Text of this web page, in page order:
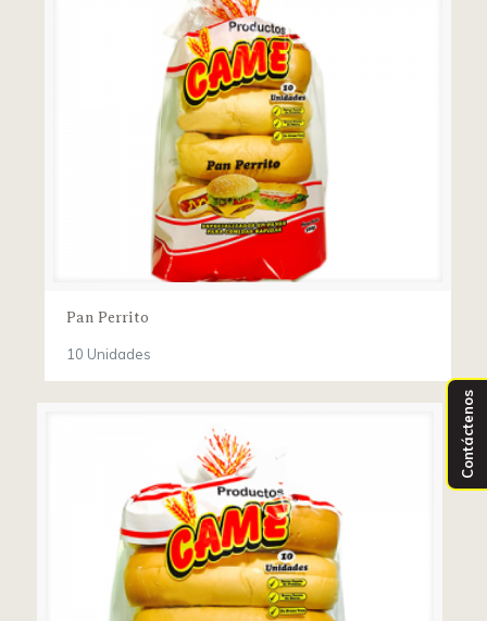
Contáctenos
Pan Perrito
10 Unidades